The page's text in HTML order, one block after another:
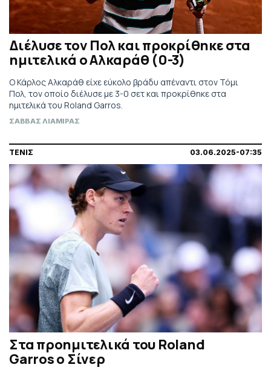
Διέλυσε τον Πολ και προκρίθηκε στα
ημιτελικά ο Αλκαράθ (0-3)
Ο Κάρλος Αλκαράθ είχε εύκολο βράδυ απέναντι στον Τόμι
Πολ, τον οποίο διέλυσε με 3-0 σετ και προκρίθηκε στα
ημιτελικά του Roland Garros.
ΣΑΒΒΑΣ ΛΙΑΜΙΡΑΣ
ΤΕΝΙΣ 03.06.2025-07:35
Στα προημιτελικά του Roland
Garros ο Σίνερ